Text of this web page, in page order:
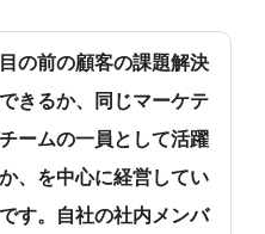
の前の顧客の課題解決
きるか、同じマーケテ
ームの一員として活躍
、を中心に経営してい
す。自社の社内メンバ